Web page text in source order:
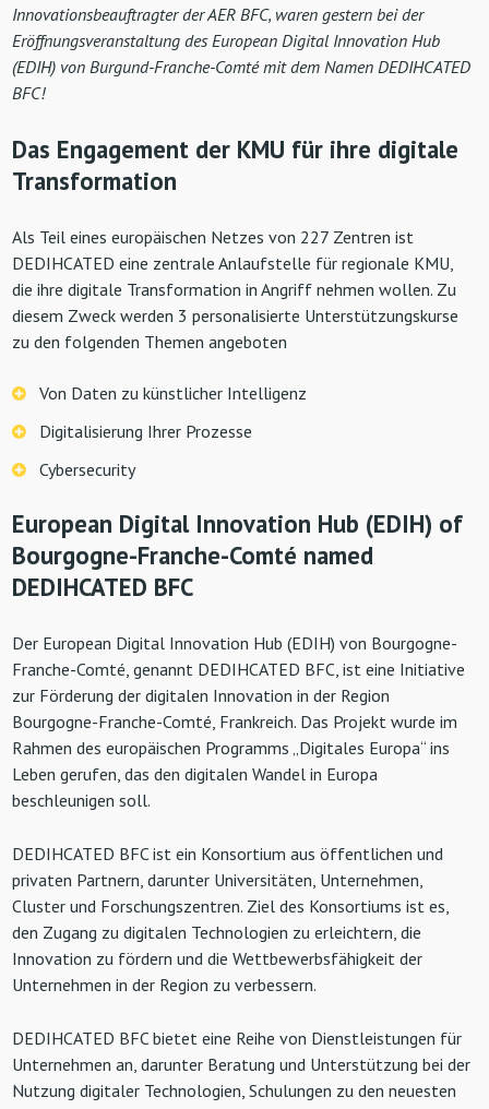
Innovationsbeauftragter der AER BFC, waren gestern bei der
Eröffnungsveranstaltung des European Digital Innovation Hub
(EDIH) von Burgund-Franche-Comté mit dem Namen DEDIHCATED
BFC!
Das Engagement der KMU für ihre digitale
Transformation
Als Teil eines europäischen Netzes von 227 Zentren ist
DEDIHCATED eine zentrale Anlaufstelle für regionale KMU,
die ihre digitale Transformation in Angriff nehmen wollen. Zu
diesem Zweck werden 3 personalisierte Unterstützungskurse
zu den folgenden Themen angeboten
Von Daten zu künstlicher Intelligenz
Digitalisierung Ihrer Prozesse
Cybersecurity
European Digital Innovation Hub (EDIH) of
Bourgogne-Franche-Comté named
DEDIHCATED BFC
Der European Digital Innovation Hub (EDIH) von Bourgogne-
Franche-Comté, genannt DEDIHCATED BFC, ist eine Initiative
zur Förderung der digitalen Innovation in der Region
Bourgogne-Franche-Comté, Frankreich. Das Projekt wurde im
Rahmen des europäischen Programms „Digitales Europa“ ins
Leben gerufen, das den digitalen Wandel in Europa
beschleunigen soll.
DEDIHCATED BFC ist ein Konsortium aus öffentlichen und
privaten Partnern, darunter Universitäten, Unternehmen,
Cluster und Forschungszentren. Ziel des Konsortiums ist es,
den Zugang zu digitalen Technologien zu erleichtern, die
Innovation zu fördern und die Wettbewerbsfähigkeit der
Unternehmen in der Region zu verbessern.
DEDIHCATED BFC bietet eine Reihe von Dienstleistungen für
Unternehmen an, darunter Beratung und Unterstützung bei der
Nutzung digitaler Technologien, Schulungen zu den neuesten